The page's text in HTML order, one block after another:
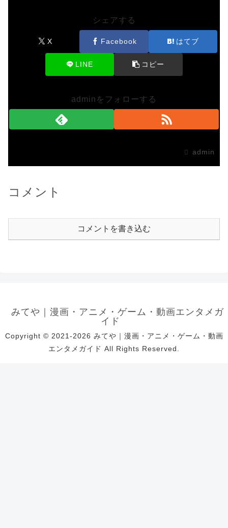
シェアする
X Facebook はてブ
LINE コピー
adminをフォローする
admin
コメント
コメントを書き込む
みてや｜漫画・アニメ・ゲーム・動画エンタメガ
イド
Copyright © 2021-2026 みてや｜漫画・アニメ・ゲーム・動画
エンタメガイド All Rights Reserved.